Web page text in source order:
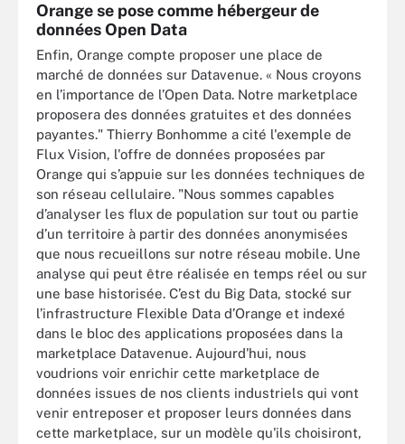
Orange se pose comme hébergeur de
données Open Data
Enfin, Orange compte proposer une place de
marché de données sur Datavenue. « Nous croyons
en l’importance de l’Open Data. Notre marketplace
proposera des données gratuites et des données
payantes." Thierry Bonhomme a cité l'exemple de
Flux Vision, l'offre de données proposées par
Orange qui s’appuie sur les données techniques de
son réseau cellulaire. "Nous sommes capables
d’analyser les flux de population sur tout ou partie
d’un territoire à partir des données anonymisées
que nous recueillons sur notre réseau mobile. Une
analyse qui peut être réalisée en temps réel ou sur
une base historisée. C’est du Big Data, stocké sur
l’infrastructure Flexible Data d’Orange et indexé
dans le bloc des applications proposées dans la
marketplace Datavenue. Aujourd'hui, nous
voudrions voir enrichir cette marketplace de
données issues de nos clients industriels qui vont
venir entreposer et proposer leurs données dans
cette marketplace, sur un modèle qu'ils choisiront,